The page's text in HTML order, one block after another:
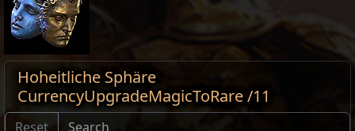
Hoheitliche Sphäre
CurrencyUpgradeMagicToRare /11